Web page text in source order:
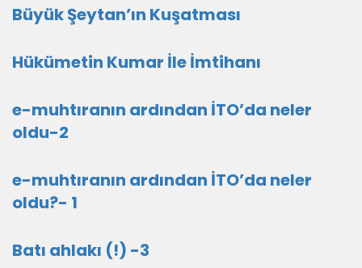
Büyük Şeytan’ın Kuşatması
Hükümetin Kumar İle İmtihanı
e-muhtıranın ardından İTO’da neler
oldu-2
e-muhtıranın ardından İTO’da neler
oldu?- 1
Batı ahlakı (!) -3